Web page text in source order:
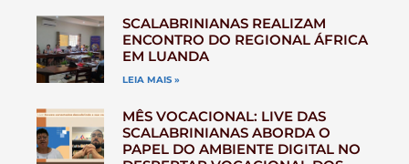
SCALABRINIANAS REALIZAM
ENCONTRO DO REGIONAL ÁFRICA
EM LUANDA
LEIA MAIS »
MÊS VOCACIONAL: LIVE DAS
SCALABRINIANAS ABORDA O
PAPEL DO AMBIENTE DIGITAL NO